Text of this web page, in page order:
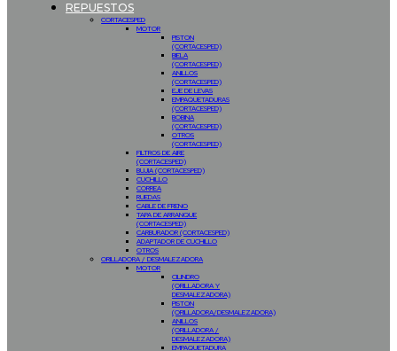
REPUESTOS
CORTACESPED
MOTOR
PISTON
(CORTACESPED)
BIELA
(CORTACESPED)
ANILLOS
(CORTACESPED)
EJE DE LEVAS
EMPAQUETADURAS
(CORTACESPED)
BOBINA
(CORTACESPED)
OTROS
(CORTACESPED)
FILTROS DE AIRE
(CORTACESPED)
BUJIA (CORTACESPED)
CUCHILLO
CORREA
RUEDAS
CABLE DE FRENO
TAPA DE ARRANQUE
(CORTACESPED)
CARBURADOR (CORTACESPED)
ADAPTADOR DE CUCHILLO
OTROS
ORILLADORA / DESMALEZADORA
MOTOR
CILINDRO
(ORILLADORA Y
DESMALEZADORA)
PISTON
(ORILLADORA/DESMALEZADORA)
ANILLOS
(ORILLADORA /
DESMALEZADORA)
EMPAQUETADURA